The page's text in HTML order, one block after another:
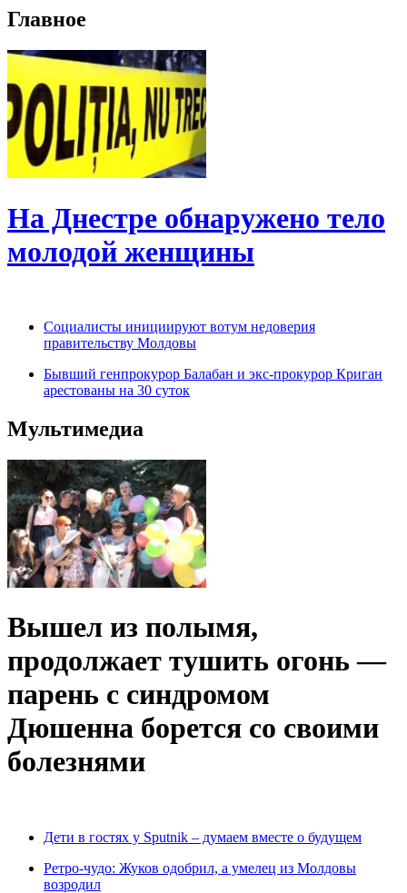
Главное
На Днестре обнаружено тело
молодой женщины
Социалисты инициируют вотум недоверия
правительству Молдовы
Бывший генпрокурор Балабан и экс-прокурор Криган
арестованы на 30 суток
Мультимедиа
Вышел из полымя,
продолжает тушить огонь —
парень с синдромом
Дюшенна борется со своими
болезнями
Дети в гостях у Sputnik – думаем вместе о будущем
Ретро-чудо: Жуков одобрил, а умелец из Молдовы
возродил